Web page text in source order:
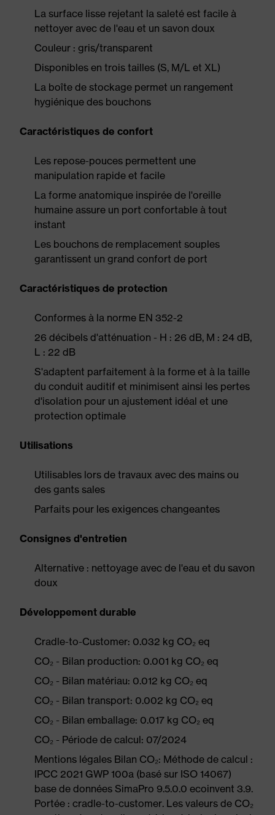
La surface lisse rejetant la saleté est facile à
nettoyer avec de l'eau et un savon doux
Couleur : gris/transparent
Disponibles en trois tailles (S, M/L et XL)
La boîte de stockage permet un rangement
hygiénique des bouchons
Caractéristiques de confort
Les repose-pouces permettent une
manipulation rapide et facile
La forme anatomique inspirée de l'oreille
humaine assure un port confortable à tout
instant
Les bouchons de remplacement souples
garantissent un grand confort de port
Caractéristiques de protection
Conformes à la norme EN 352-2
26 décibels d'atténuation - H : 26 dB, M : 24 dB,
L : 22 dB
S'adaptent parfaitement à la forme et à la taille
du conduit auditif et minimisent ainsi les pertes
d'isolation pour un ajustement idéal et une
protection optimale
Utilisations
Utilisables lors de travaux avec des mains ou
des gants sales
Parfaits pour les exigences changeantes
Consignes d'entretien
Alternative : nettoyage avec de l'eau et du savon
doux
Développement durable
Cradle-to-Customer: 0.032 kg CO₂ eq
CO₂ - Bilan production: 0.001 kg CO₂ eq
CO₂ - Bilan matériau: 0.012 kg CO₂ eq
CO₂ - Bilan transport: 0.002 kg CO₂ eq
CO₂ - Bilan emballage: 0.017 kg CO₂ eq
CO₂ - Période de calcul: 07/2024
Mentions légales Bilan CO₂: Méthode de calcul :
IPCC 2021 GWP 100a (basé sur ISO 14067)
base de données SimaPro 9.5.0.0 ecoinvent 3.9.
Portée : cradle-to-customer. Les valeurs de CO₂